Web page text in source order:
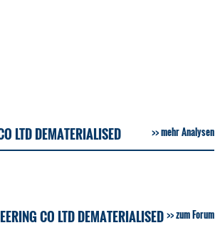
LTD DEMATERIALISED mehr Analysen
CO LTD DEMATERIALISED zum Forum